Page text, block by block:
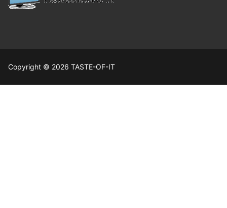
Copyright © 2026 TASTE-OF-IT